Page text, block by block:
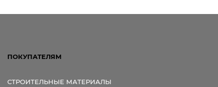
ПОКУПАТЕЛЯМ
СТРОИТЕЛЬНЫЕ МАТЕРИАЛЫ